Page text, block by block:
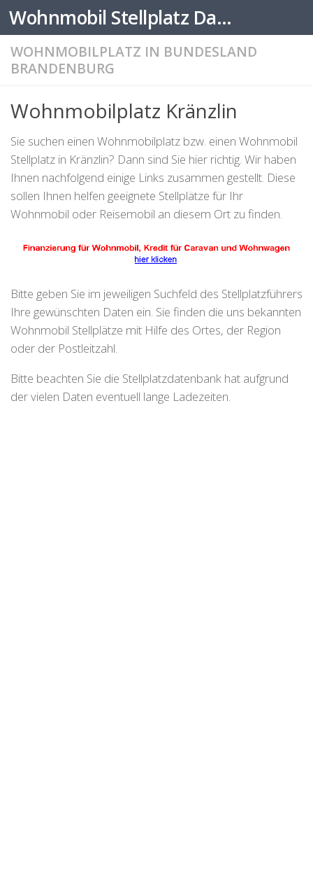
Zum Inhalt springen Wohnmobil Stellplatz Datenbank
WOHNMOBILPLATZ IN BUNDESLAND
BRANDENBURG
Wohnmobilplatz Kränzlin
Sie suchen einen Wohnmobilplatz bzw. einen Wohnmobil
Stellplatz in Kränzlin? Dann sind Sie hier richtig. Wir haben
Ihnen nachfolgend einige Links zusammen gestellt. Diese
sollen Ihnen helfen geeignete Stellplätze für Ihr
Wohnmobil oder Reisemobil an diesem Ort zu finden.
Bitte geben Sie im jeweiligen Suchfeld des Stellplatzführers
Ihre gewünschten Daten ein. Sie finden die uns bekannten
Wohnmobil Stellplätze mit Hilfe des Ortes, der Region
oder der Postleitzahl.
Bitte beachten Sie die Stellplatzdatenbank hat aufgrund
der vielen Daten eventuell lange Ladezeiten.